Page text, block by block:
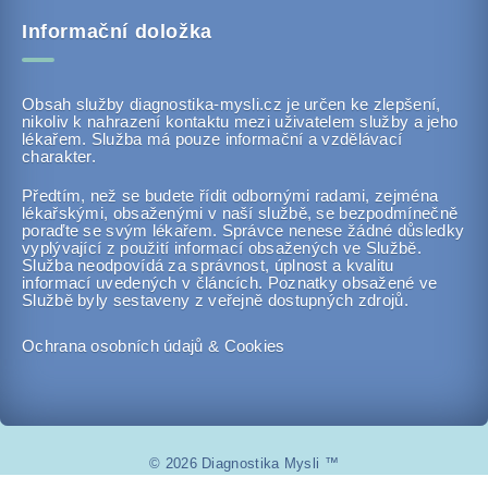
Informační doložka
Obsah služby diagnostika-mysli.cz je určen ke zlepšení,
nikoliv k nahrazení kontaktu mezi uživatelem služby a jeho
lékařem. Služba má pouze informační a vzdělávací
charakter.
Předtím, než se budete řídit odbornými radami, zejména
lékařskými, obsaženými v naší službě, se bezpodmínečně
poraďte se svým lékařem. Správce nenese žádné důsledky
vyplývající z použití informací obsažených ve Službě.
Služba neodpovídá za správnost, úplnost a kvalitu
informací uvedených v článcích. Poznatky obsažené ve
Službě byly sestaveny z veřejně dostupných zdrojů.
Ochrana osobních údajů & Cookies
© 2026 Diagnostika Mysli ™